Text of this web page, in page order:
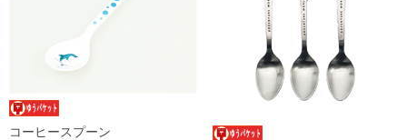
コーヒースプーン